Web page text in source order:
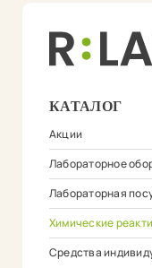
КАТАЛОГ
Акции
Лабораторное
Лабораторная
Химические
Средства